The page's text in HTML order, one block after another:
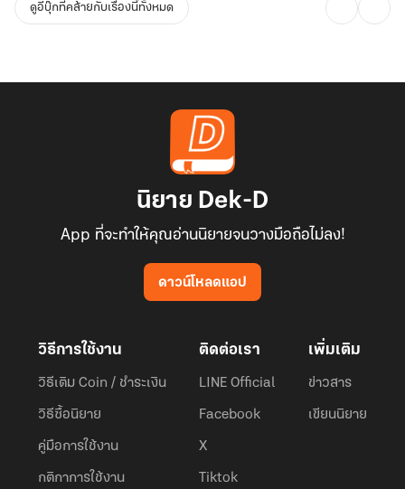
ดูอีบุ๊กที่คล้ายกับเรื่องนี้ทั้งหมด
นิยาย Dek-D
App ที่จะทำให้คุณอ่านนิยายจนวางมือถือไม่ลง!
ดาวน์โหลดแอป
วิธีการใช้งาน
วิธีเติม Coin / ชำระเงิน
วิธีซื้อนิยาย
คู่มือการใช้งาน
กติกาการใช้งาน
ติดต่อเรา
LINE Official
Facebook
X
Tiktok
เพิ่มเติม
ข่าวสาร
เขียนนิยาย